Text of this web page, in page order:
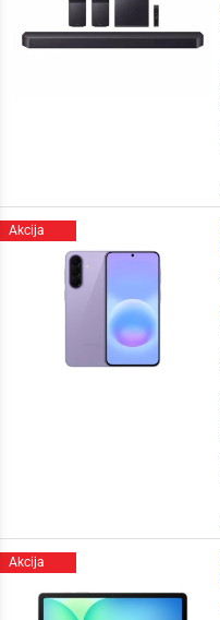
Akcija
Akcija